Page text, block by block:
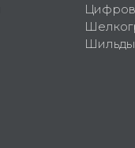
Шильды